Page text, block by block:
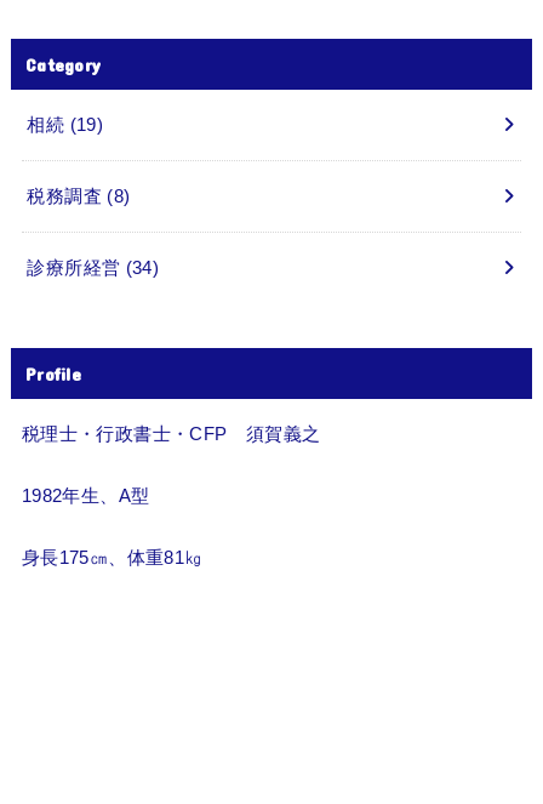
Category
相続 (19)
税務調査 (8)
診療所経営 (34)
Profile
税理士・行政書士・CFP 須賀義之
1982年生、A型
身長175㎝、体重81㎏